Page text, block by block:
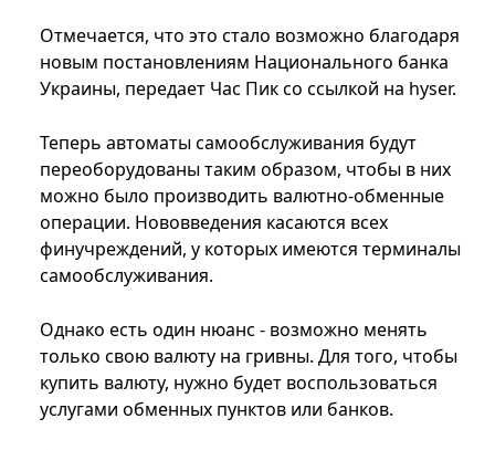
Отмечается, что это стало возможно благодаря
новым постановлениям Национального банка
Украины, передает Час Пик со ссылкой на hyser.
Теперь автоматы самообслуживания будут
переоборудованы таким образом, чтобы в них
можно было производить валютно-обменные
операции. Нововведения касаются всех
финучреждений, у которых имеются терминалы
самообслуживания.
Однако есть один нюанс - возможно менять
только свою валюту на гривны. Для того, чтобы
купить валюту, нужно будет воспользоваться
услугами обменных пунктов или банков.